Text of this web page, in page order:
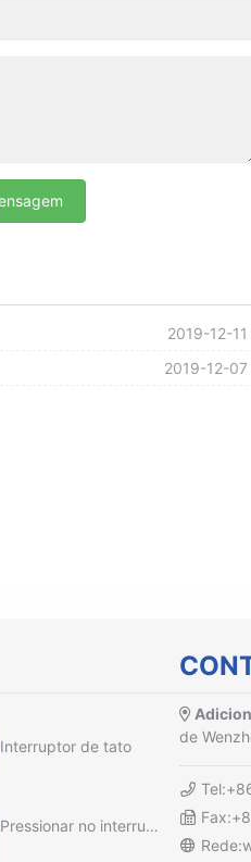
2019-12-11
2019-12-07
Interruptor de tato
Pressionar no interruptor
de